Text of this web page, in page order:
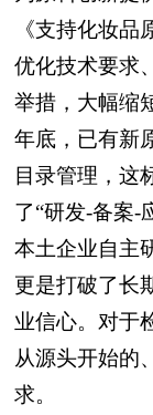
《支持化妆
优化技术要求
举措，大幅缩
年底，已有新
目录管理，这
了“研发-备案-
本土企业自主
更是打破了长
业信心。对于
从源头开始的
求。